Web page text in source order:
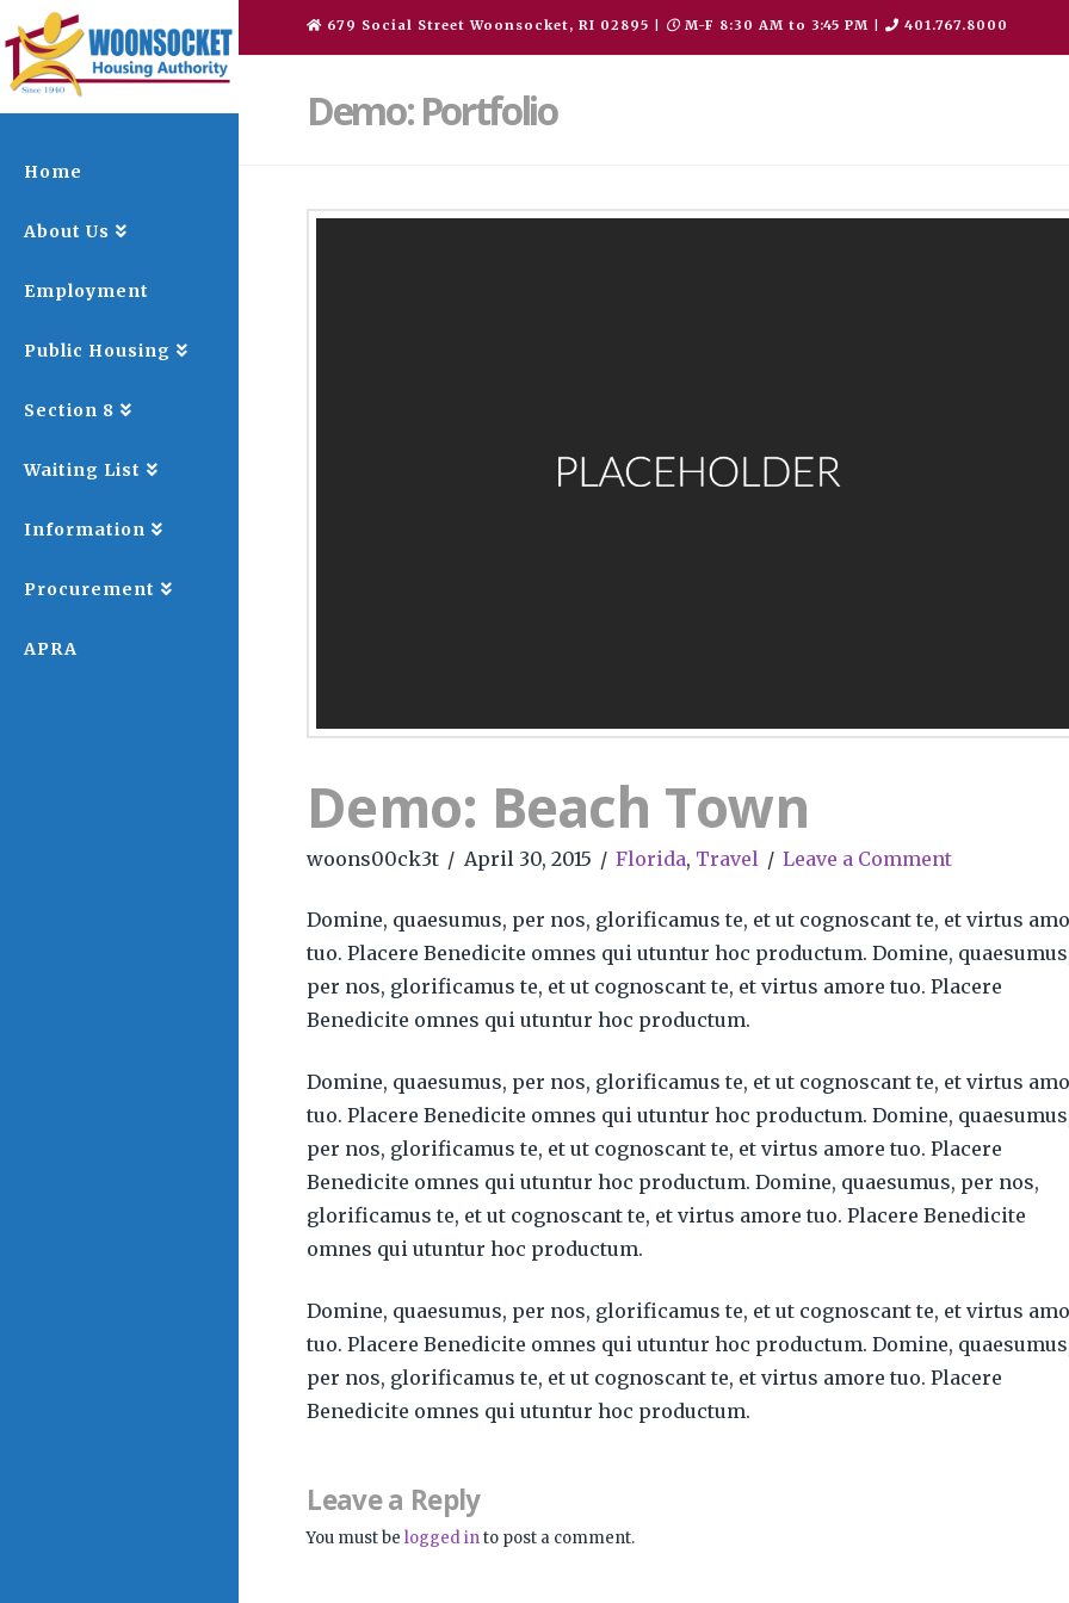
679 Social Street Woonsocket, RI 02895 M-F 8:30 AM to 3:45 PM | 401.767.8000
Home
About Us
Employment
Public Housing
Section 8
Waiting List
Information
Procurement
APRA
Demo: Portfolio
Demo: Beach Town
woons00ck3t April 30, 2015 Florida, Travel Leave a Comment
Domine, quaesumus, per nos, glorificamus te, et ut cognoscant te, et virtus
tuo. Placere Benedicite omnes qui utuntur hoc productum. Domine,
per nos, glorificamus te, et ut cognoscant te, et virtus amore tuo. Placere
Benedicite omnes qui utuntur hoc productum.
Domine, quaesumus, per nos, glorificamus te, et ut cognoscant te, et virtus
tuo. Placere Benedicite omnes qui utuntur hoc productum. Domine,
per nos, glorificamus te, et ut cognoscant te, et virtus amore tuo. Placere
Benedicite omnes qui utuntur hoc productum. Domine, quaesumus, per nos,
glorificamus te, et ut cognoscant te, et virtus amore tuo. Placere Benedicite
omnes qui utuntur hoc productum.
Domine, quaesumus, per nos, glorificamus te, et ut cognoscant te, et virtus
tuo. Placere Benedicite omnes qui utuntur hoc productum. Domine,
per nos, glorificamus te, et ut cognoscant te, et virtus amore tuo. Placere
Benedicite omnes qui utuntur hoc productum.
Leave a Reply
You must belogged into post a comment.